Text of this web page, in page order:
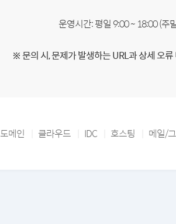
운영시간: 평일 9:00 ~ 18:00 (주
※ 문의 시, 문제가 발생하는 URL과 상세 오
도메인 클라우드 IDC 호스팅 메일/